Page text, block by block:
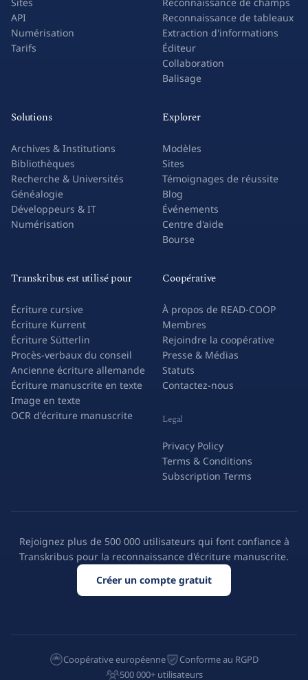
API
Numérisation
Tarifs
Reconnaissance de tableaux
Extraction d'informations
Éditeur
Collaboration
Balisage
Solutions
Archives & Institutions
Bibliothèques
Recherche & Universités
Généalogie
Développeurs & IT
Numérisation
Explorer
Modèles
Sites
Témoignages de réussite
Blog
Événements
Centre d'aide
Bourse
Transkribus est utilisé pour
Écriture cursive
Écriture Kurrent
Écriture Sütterlin
Procès-verbaux du conseil
Ancienne écriture allemande
Écriture manuscrite en texte
Image en texte
OCR d'écriture manuscrite
Coopérative
À propos de READ-COOP
Membres
Rejoindre la coopérative
Presse & Médias
Statuts
Contactez-nous
Legal
Privacy Policy
Terms & Conditions
Subscription Terms
Rejoignez plus de 500 000 utilisateurs qui font confiance à
Transkribus pour la reconnaissance d'écriture manuscrite.
Créer un compte gratuit
Coopérative européenne
Conforme au RGPD
500 000+ utilisateurs